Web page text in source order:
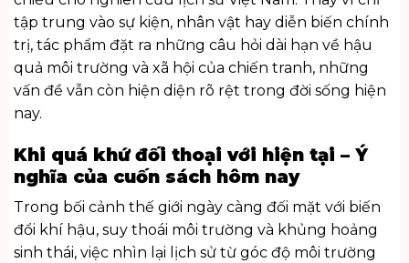
tập trung vào sự kiện, nhân vật hay diễn biến chính
trị, tác phẩm đặt ra những câu hỏi dài hạn về hậu
quả môi trường và xã hội của chiến tranh, những
vấn đề vẫn còn hiện diện rõ rệt trong đời sống hiện
nay.
Khi quá khứ đối thoại với hiện tại – Ý
nghĩa của cuốn sách hôm nay
Trong bối cảnh thế giới ngày càng đối mặt với biến
đổi khí hậu, suy thoái môi trường và khủng hoảng
sinh thái, việc nhìn lại lịch sử từ góc độ môi trường